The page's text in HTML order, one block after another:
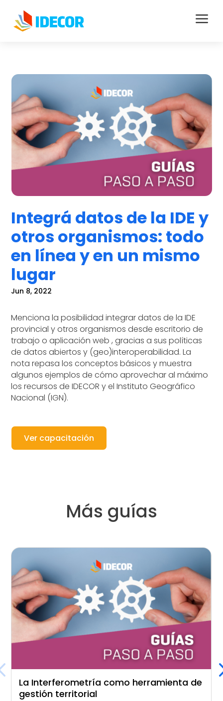
a
Integrá datos de la IDE y
otros organismos: todo
en línea y en un mismo
lugar
Jun 8, 2022
Menciona la posibilidad integrar datos de la IDE
provincial y otros organismos desde escritorio de
trabajo o aplicación web , gracias a sus políticas
de datos abiertos y (geo)interoperabilidad. La
nota repasa los conceptos básicos y muestra
algunos ejemplos de cómo aprovechar al máximo
los recursos de IDECOR y el Instituto Geográfico
Nacional (IGN).
Ver capacitación
Más guías
La Interferometría como herramienta de
gestión territorial